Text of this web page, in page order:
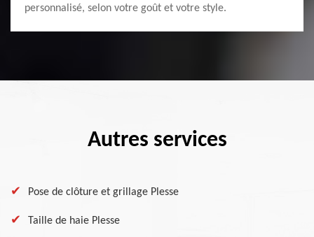
personnalisé, selon votre goût et votre style.
Autres services
Pose de clôture et grillage Plesse
Taille de haie Plesse